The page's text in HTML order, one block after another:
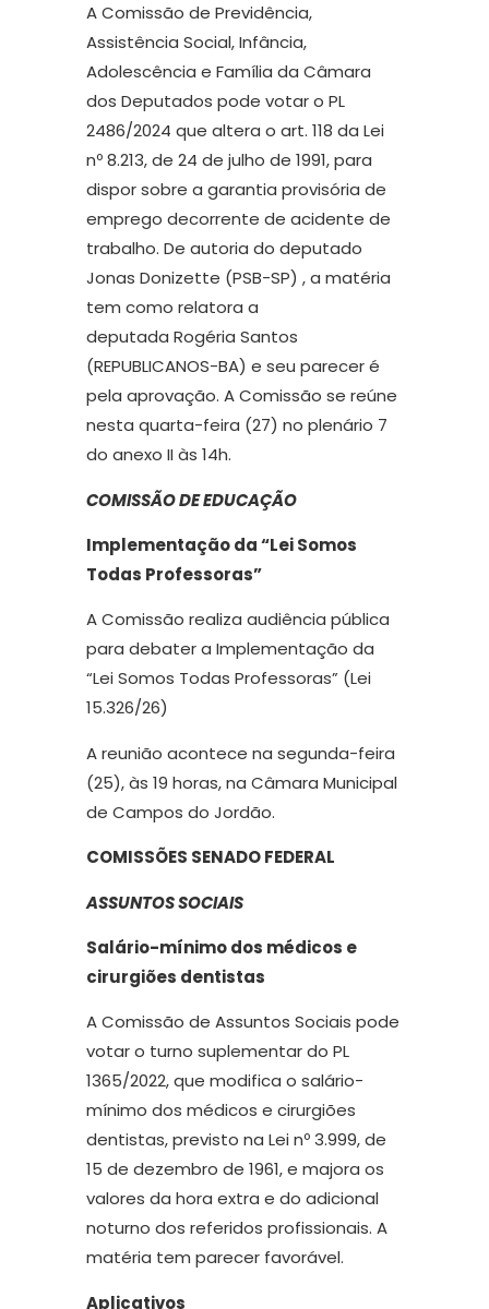
A Comissão de Previdência,
Assistência Social, Infância,
Adolescência e Família da Câmara
dos Deputados pode votar o PL
2486/2024 que altera o art. 118 da Lei
nº 8.213, de 24 de julho de 1991, para
dispor sobre a garantia provisória de
emprego decorrente de acidente de
trabalho. De autoria do deputado
Jonas Donizette (PSB-SP) , a matéria
tem como relatora a
deputada Rogéria Santos
(REPUBLICANOS-BA) e seu parecer é
pela aprovação. A Comissão se reúne
nesta quarta-feira (27) no plenário 7
do anexo II às 14h.
COMISSÃO DE EDUCAÇÃO
Implementação da “Lei Somos
Todas Professoras”
A Comissão realiza audiência pública
para debater a Implementação da
“Lei Somos Todas Professoras” (Lei
15.326/26)
A reunião acontece na segunda-feira
(25), às 19 horas, na Câmara Municipal
de Campos do Jordão.
COMISSÕES SENADO FEDERAL
ASSUNTOS SOCIAIS
Salário-mínimo dos médicos e
cirurgiões dentistas
A Comissão de Assuntos Sociais pode
votar o turno suplementar do PL
1365/2022, que modifica o salário-
mínimo dos médicos e cirurgiões
dentistas, previsto na Lei nº 3.999, de
15 de dezembro de 1961, e majora os
valores da hora extra e do adicional
noturno dos referidos profissionais. A
matéria tem parecer favorável.
Aplicativos